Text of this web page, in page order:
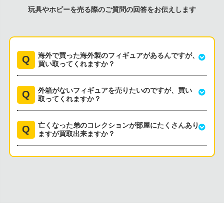
玩具やホビーを売る際のご質問の回答をお伝えします
海外で買った海外製のフィギュアがあるんですが、
買い取ってくれますか？
外箱がないフィギュアを売りたいのですが、買い
取ってくれますか？
亡くなった弟のコレクションが部屋にたくさんあり
ますが買取出来ますか？